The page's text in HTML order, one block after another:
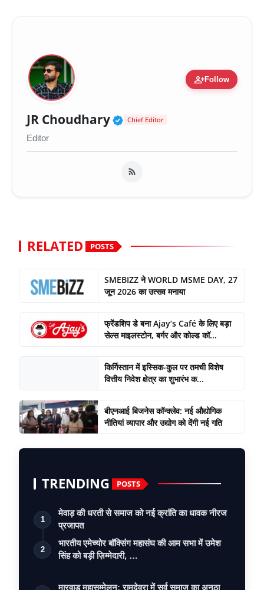
person_addFollow
JR Choudhary Verified Public Figure
Chief Editor
Editor
RELATED POSTS
SMEBIZZ ने WORLD MSME DAY, 27
जून 2026 का उत्सव मनाया
फ्रेंडशिप डे बना Ajay’s Café के लिए बड़ा
सेल्स माइलस्टोन, बर्गर और कोल्ड कॉ...
किर्गिस्तान में इस्सिक-कुल पर तमची विशेष
वित्तीय निवेश क्षेत्र का शुभारंभ क...
बीएनआई बिजनेस कॉन्क्लेव: नई औद्योगिक
नीतियां व्यापार और उद्योग को देंगी नई गति
TRENDING POSTS
1
मेवाड़ की धरती से समाज को नई क्रांति का धावक नीरज
प्रजापत
2
भारतीय एमेच्योर बॉक्सिंग महासंघ की आम सभा में उमेश
सिंह को बड़ी ज़िम्मेदारी, …
मारवाड़ महासम्मेलन: रामदेवरा में सर्व समाज का अनूठा